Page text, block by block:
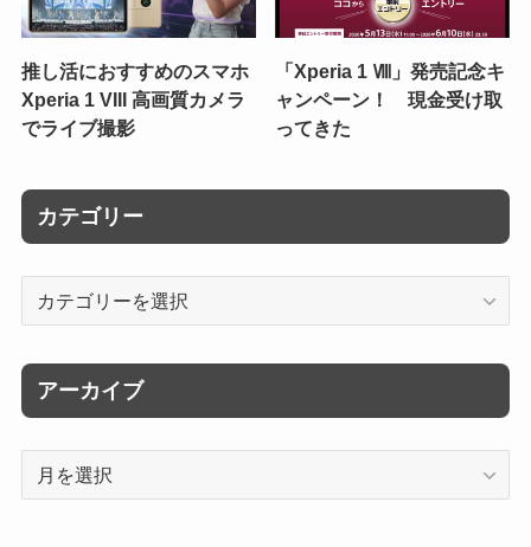
推し活におすすめのスマホ
Xperia 1 VIII 高画質カメラ
でライブ撮影
「Xperia 1 Ⅷ」発売記念キ
ャンペーン！ 現金受け取
ってきた
カテゴリー
リ
ー
アーカイブ